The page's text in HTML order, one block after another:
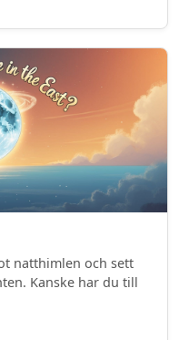
natthimlen och sett
Kanske har du till